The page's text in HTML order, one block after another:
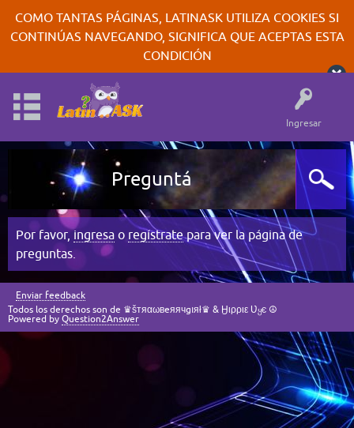
COMO TANTAS PÁGINAS, LATINASK UTILIZA COOKIES SI
CONTINÚAS NAVEGANDO, SIGNIFICA QUE ACEPTAS ESTA
CONDICIÓN
Ingresar
Preguntá
Por favor,ingresa o regístratepara ver la página de
preguntas.
Enviar feedback
Todos los derechos son de ♛šтяαωвeяячgıяł♛ & Ӈιρριε Ʋყє ☮
Powered by Question2Answer